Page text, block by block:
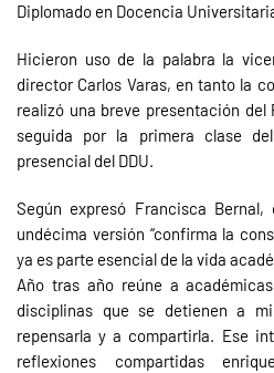
Diplomado en Docencia
Hicieron uso de la palabra la
director Carlos Varas, en tanto la
realizó una breve presentación
seguida por la primera clase
presencial del DDU.
Según expresó Francisca Bernal,
undécima versión “confirma la
ya es parte esencial de la vida
Año tras año reúne a
disciplinas que se detienen a
repensarla y a compartirla. Ese
reflexiones compartidas